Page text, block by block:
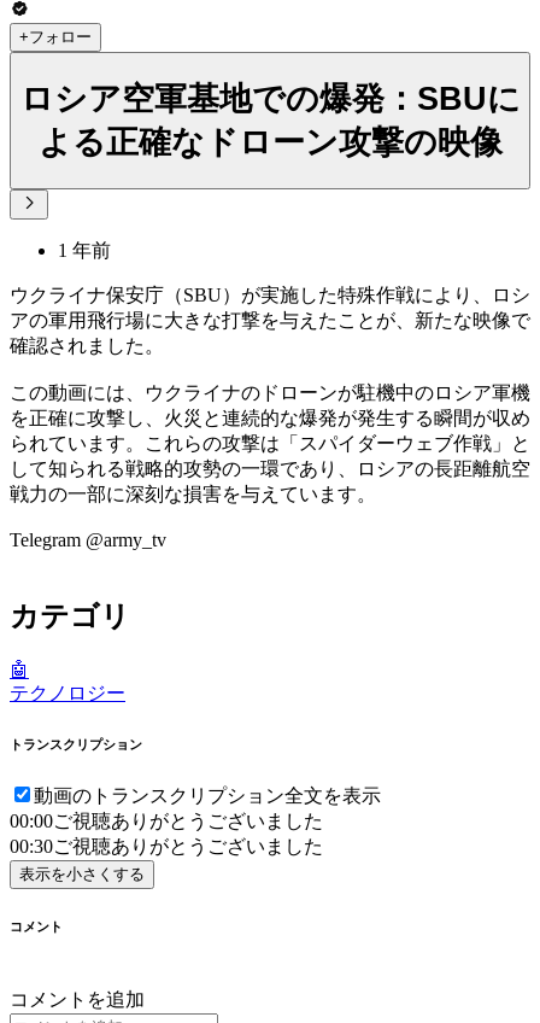
+フォロー
ロシア空軍基地での爆発：SBUに
よる正確なドローン攻撃の映像
1 年前
ウクライナ保安庁（SBU）が実施した特殊作戦により、ロシ
アの軍用飛行場に大きな打撃を与えたことが、新たな映像で
確認されました。
この動画には、ウクライナのドローンが駐機中のロシア軍機
を正確に攻撃し、火災と連続的な爆発が発生する瞬間が収め
られています。これらの攻撃は「スパイダーウェブ作戦」と
して知られる戦略的攻勢の一環であり、ロシアの長距離航空
戦力の一部に深刻な損害を与えています。
Telegram @army_tv
カテゴリ
🤖
テクノロジー
トランスクリプション
動画のトランスクリプション全文を表示
00:00ご視聴ありがとうございました
00:30ご視聴ありがとうございました
表示を小さくする
コメント
コメントを追加